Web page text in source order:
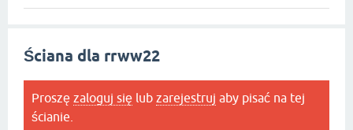
Ściana dla rrww22
Proszę zaloguj się lub zarejestruj aby pisać na tej
ścianie.